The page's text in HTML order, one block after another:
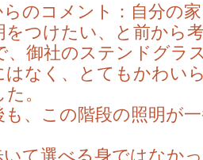
らのコメント：自分の
をつけたい、と前から
、御社のステンドグラ
はなく、とてもかわい
。
も、この階段の照明が
いて選べる身ではなか